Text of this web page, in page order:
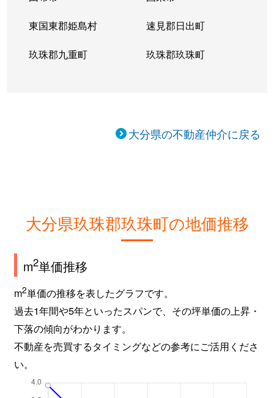
東国東郡姫島村 速見郡日出町
玖珠郡九重町 玖珠郡玖珠町
大分県の不動産仲介に戻る
大分県玖珠郡玖珠町の地価推移
m2単価推移
m2単価の推移を表したグラフです。
過去1年間や5年といったスパンで、その坪単価の上昇・
下落の傾向がわかります。
不動産を売買するタイミングなどの参考にご活用くださ
い。